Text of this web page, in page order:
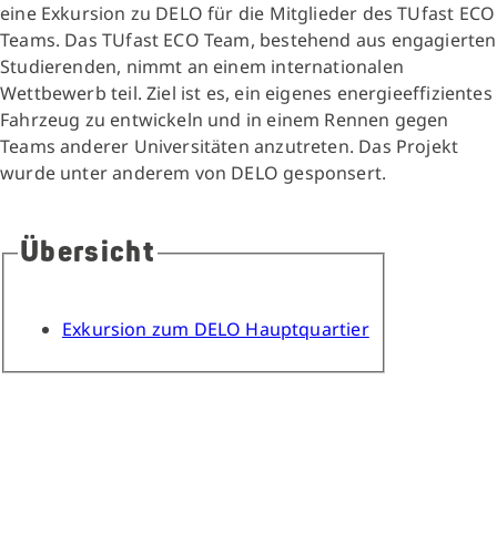
eine Exkursion zu DELO für die Mitglieder des TUfast ECO
Teams. Das TUfast ECO Team, bestehend aus engagierten
Studierenden, nimmt an einem internationalen
Wettbewerb teil. Ziel ist es, ein eigenes energieeffizientes
Fahrzeug zu entwickeln und in einem Rennen gegen
Teams anderer Universitäten anzutreten. Das Projekt
wurde unter anderem von DELO gesponsert.
Übersicht
Exkursion zum DELO Hauptquartier